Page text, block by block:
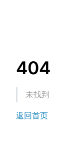
404
未找到
返回首页